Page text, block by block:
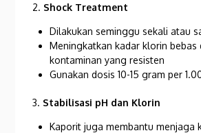
2. Shock Treatment
Dilakukan seminggu sekali atau
Meningkatkan kadar klorin bebas
kontaminan yang resisten
Gunakan dosis 10-15 gram per
3. Stabilisasi pH dan Klorin
Kaporit juga membantu menjaga